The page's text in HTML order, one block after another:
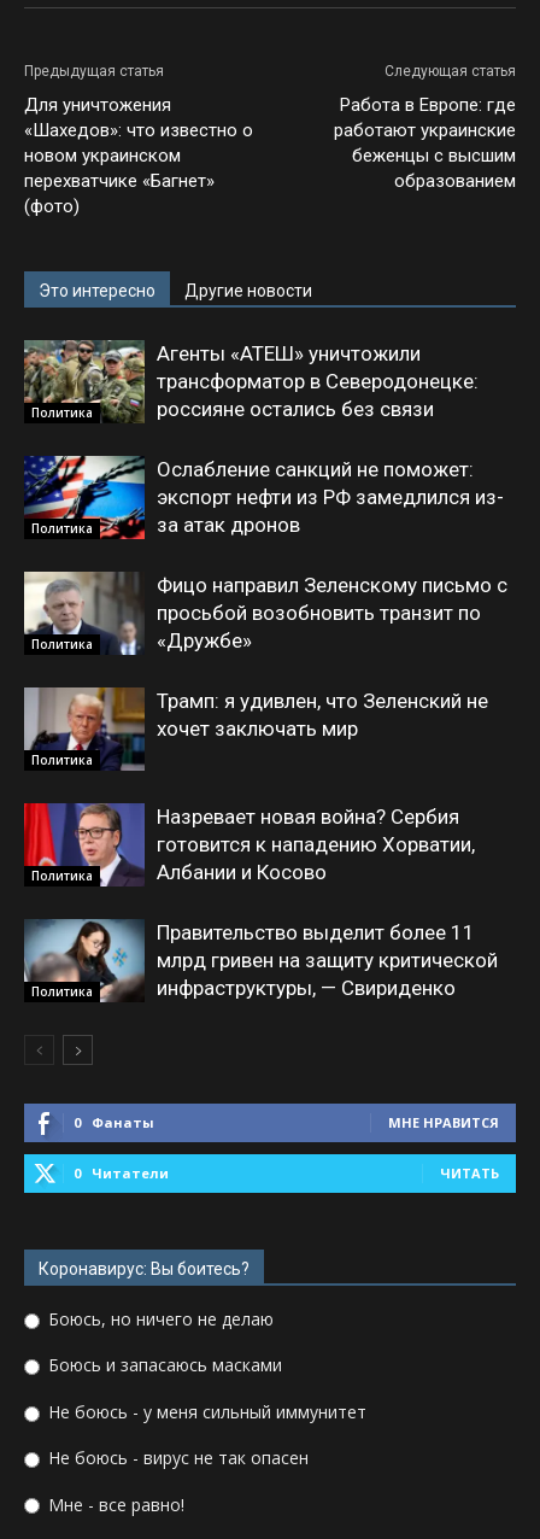
Предыдущая статья
Для уничтожения
«Шахедов»: что известно о
новом украинском
перехватчике «Багнет»
(фото)
Следующая статья
Работа в Европе: где
работают украинские
беженцы с высшим
образованием
Это интересно Другие новости
Политика
Агенты «АТЕШ» уничтожили
трансформатор в Северодонецке:
россияне остались без связи
Политика
Ослабление санкций не поможет:
экспорт нефти из РФ замедлился из-
за атак дронов
Политика
Фицо направил Зеленскому письмо с
просьбой возобновить транзит по
«Дружбе»
Политика
Трамп: я удивлен, что Зеленский не
хочет заключать мир
Политика
Назревает новая война? Сербия
готовится к нападению Хорватии,
Албании и Косово
Политика
Правительство выделит более 11
млрд гривен на защиту критической
инфраструктуры, — Свириденко
0 Фанаты МНЕ НРАВИТСЯ
0 Читатели ЧИТАТЬ
Коронавирус: Вы боитесь?
Боюсь, но ничего не делаю
Боюсь и запасаюсь масками
Не боюсь - у меня сильный иммунитет
Не боюсь - вирус не так опасен
Мне - все равно!